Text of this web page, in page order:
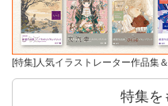
[特集]人気イラストレーター作品集
特集を